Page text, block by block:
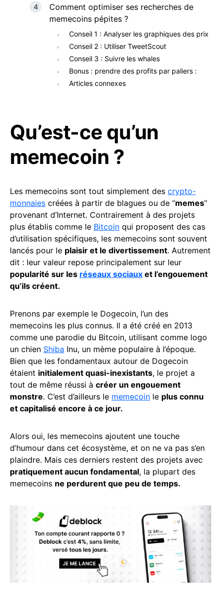
Comment optimiser ses recherches de
memecoins pépites ?
Conseil 1 : Analyser les graphiques des prix
Conseil 2 : Utiliser TweetScout
Conseil 3 : Suivre les whales
Bonus : prendre des profits par paliers :
Articles connexes
Qu’est-ce qu’un
memecoin ?
Les memecoins sont tout simplement des crypto-
monnaies créées à partir de blagues ou de “memes”
provenant d’Internet. Contrairement à des projets
plus établis comme le Bitcoin qui proposent des cas
d’utilisation spécifiques, les memecoins sont souvent
lancés pour le plaisir et le divertissement. Autrement
dit : leur valeur repose principalement sur leur
popularité sur les réseaux sociaux et l’engouement
qu’ils créent.
Prenons par exemple le Dogecoin, l’un des
memecoins les plus connus. Il a été créé en 2013
comme une parodie du Bitcoin, utilisant comme logo
un chien Shiba Inu, un mème populaire à l’époque.
Bien que les fondamentaux autour de Dogecoin
étaient initialement quasi-inexistants, le projet a
tout de même réussi à créer un engouement
monstre. C’est d’ailleurs le memecoin le plus connu
et capitalisé encore à ce jour.
Alors oui, les memecoins ajoutent une touche
d’humour dans cet écosystème, et on ne va pas s’en
plaindre. Mais ces derniers restent des projets avec
pratiquement aucun fondamental, la plupart des
memecoins ne perdurent que peu de temps.